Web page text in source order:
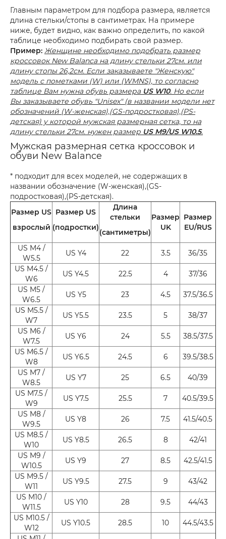
Главным параметром для подбора размера, является
длина стельки/стопы в сантиметрах. На примере
ниже, будет видно, как важно определить, по какой
таблице необходимо подбирать свой размер.
Пример: Женщине необходимо подобрать размер
кроссовок New Balanca на длину стельки 27см. или
длину стопы 26,2см. Если заказываете "Женскую"
модель с пометками (W) или (WMNS), то согласно
таблице Вам нужна обувь размера US W10. Но если
Вы заказываете обувь "Unisex" (в названии модели нет
обозначений (W-женская),(GS-подростковая),(PS-
детская) у которой мужская размерная сетка, то на
длину стельки 27см. нужен размер US M9/US W10.5.
Мужская размерная сетка кроссовок и
обуви New Balance
* подходит для всех моделей, не содержащих в
названии обозначение (W-женская),(GS-
подростковая),(PS-детская).
Размер US
взрослый
Размер US
(подростки)
Длина
стельки
(сантиметры)
Размер
UK
Размер
EU/RUS
US M4 /
W5.5
US Y4 22 3.5
36/35
US M4.5 /
W6
US Y4.5 22.5 4
37/36
US M5 /
W6.5
US Y5 23 4.5
37.5/36.5
US M5.5 /
W7
US Y5.5 23.5 5
38/37
US M6 /
W7.5
US Y6 24 5.5
38.5/37.5
US M6.5 /
W8
US Y6.5 24.5 6
39.5/38.5
US M7 /
W8.5
US Y7 25 6.5
40/39
US M7.5 /
W9
US Y7.5 25.5 7
40.5/39.5
US M8 /
W9.5
US Y8 26 7.5
41.5/40.5
US M8.5 /
W10
US Y8.5 26.5 8
42/41
US M9 /
W10.5
US Y9 27 8.5
42.5/41.5
US M9.5 /
W11
US Y9.5 27.5 9
43/42
US M10 /
W11.5
US Y10 28 9.5
44/43
US M10.5 /
W12
US Y10.5 28.5 10
44.5/43.5